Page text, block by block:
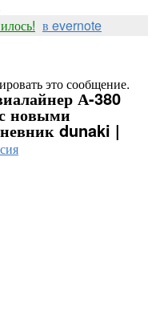
в evernote
это сообщение.
А-380
новыми
dunaki |